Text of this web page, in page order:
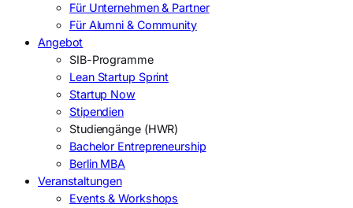
Für Unternehmen & Partner
Für Alumni & Community
Angebot
SIB-Programme
Lean Startup Sprint
Startup Now
Stipendien
Studiengänge (HWR)
Bachelor Entrepreneurship
Berlin MBA
Veranstaltungen
Events & Workshops